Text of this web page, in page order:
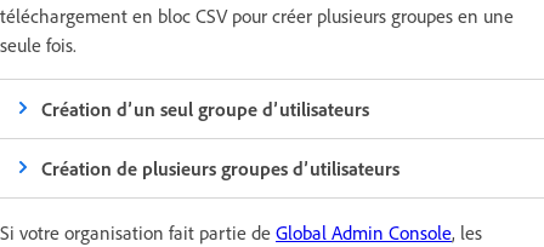
téléchargement en bloc CSV pour créer plusieurs groupes en une
seule fois.
Création d’un seul groupe d’utilisateurs
Création de plusieurs groupes d’utilisateurs
Si votre organisation fait partie de Global Admin Console, les